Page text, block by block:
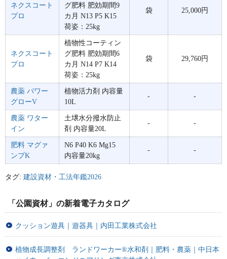
ネクスコート
プロ
グ肥料 肥効期間9
カ月 N13 P5 K15
荷姿：25kg
袋 25,000円
ネクスコート
プロ
植物性コーティン
グ肥料 肥効期間6
カ月 N14 P7 K14
荷姿：25kg
袋 29,760円
農薬 パワー
グローV
植物活力剤 内容量
10L
- -
農薬 ワター
イン
土壌水分撥水防止
剤 内容量20L
- -
肥料 マグァ
ンプK
N6 P40 K6 Mg15
内容量20kg
- -
タグ: 建設資材・工法年鑑2026
「公園資材」の新着電子カタログ
クッション遊具｜遊器具｜内田工業株式会社
植物成長調整剤 ランドワーカー®水和剤｜肥料・農薬｜中日本